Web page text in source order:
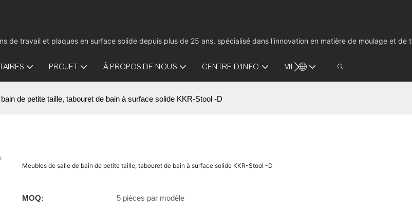
de travail et plaques en surface solide depuis plus de 25 ans, spécialisé dans l'innovation en matière de moulage et de
PROJET À PROPOS DE NOUS CENTRE D'INFO VIDÉO CONTACTEZ-NOUS
de petite taille, tabouret de bain à surface solide KKR-Stool -D
Meubles de salle de bain de petite taille, tabouret de bain à surface solide KKR-Stool -D
MOQ: 5 pièces par modèle